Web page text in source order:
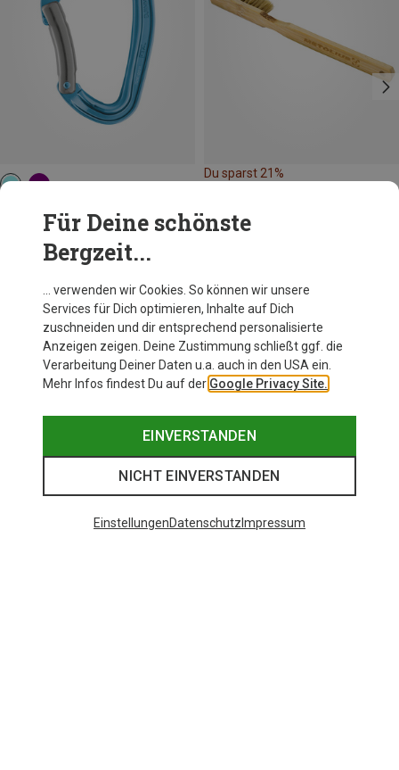
Djinn Bent Karabiner
Du sparst 21%
Andere Kunden kauften auch
Für Deine schönste
Bergzeit...
… verwenden wir Cookies. So können wir unsere
Services für Dich optimieren, Inhalte auf Dich
zuschneiden und dir entsprechend personalisierte
Anzeigen zeigen. Deine Zustimmung schließt ggf. die
Verarbeitung Deiner Daten u.a. auch in den USA ein.
Mehr Infos findest Du auf der Google Privacy Site.
EINVERSTANDEN
NICHT EINVERSTANDEN
EinstellungenDatenschutz Impressum